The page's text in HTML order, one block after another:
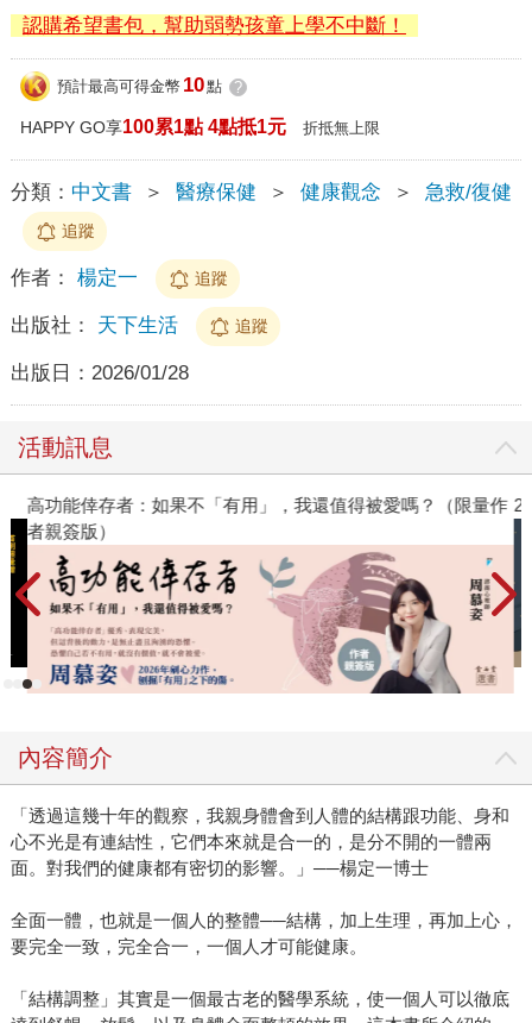
認購希望書包，幫助弱勢孩童上學不中斷！
預計最高可得金幣 10點 ?
HAPPY GO享100累1點 4點抵1元 折抵無上限
分類： 中文書 ＞ 醫療保健 ＞ 健康觀念 ＞ 急救/復健
追蹤
作者： 楊定一 追蹤
出版社： 天下生活 追蹤
出版日： 2026/01/28
活動訊息
高功能倖存者：如果不「有用」，我還值得被愛嗎？（限量作
者親簽版）
內容簡介
「透過這幾十年的觀察，我親身體會到人體的結構跟功能、身和
心不光是有連結性，它們本來就是合一的，是分不開的一體兩
面。對我們的健康都有密切的影響。」──楊定一博士
全面一體，也就是一個人的整體──結構，加上生理，再加上心，
要完全一致，完全合一，一個人才可能健康。
「結構調整」其實是一個最古老的醫學系統，使一個人可以徹底